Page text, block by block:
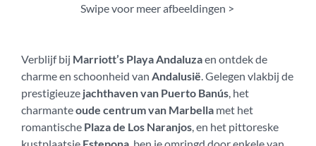
Swipe voor meer afbeeldingen >
Verblijf bij Marriott’s Playa Andaluzaen ontdek de
charme en schoonheid van Andalusië . Gelegen vlakbij de
prestigieuze jachthaven van Puerto Banús , het
charmanteoude centrum van Marbella met het
romantische Plaza de Los Naranjos , en het pittoreske